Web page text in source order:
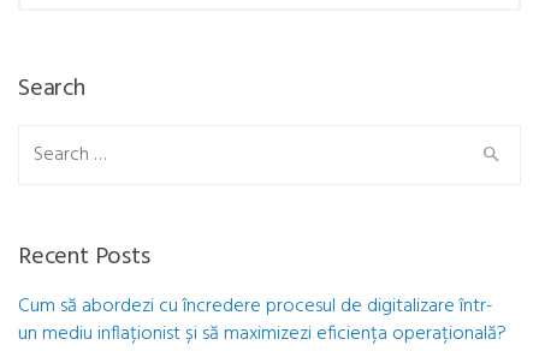
Search
Search
Recent Posts
Cum să abordezi cu încredere procesul de digitalizare într-
un mediu inflaționist și să maximizezi eficiența operațională?